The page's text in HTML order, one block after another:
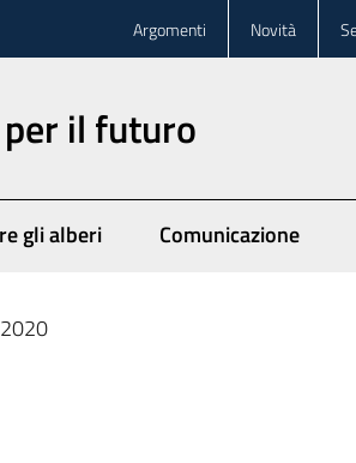
Argomenti Novità
il futuro
gli alberi Comunicazione
2020